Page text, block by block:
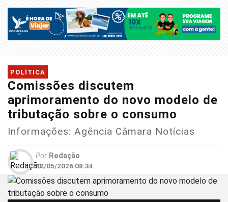
POLÍTICA
Comissões discutem
aprimoramento do novo modelo de
tributação sobre o consumo
Informações: Agência Câmara Notícias
Por Redação
12/05/2026 08:34